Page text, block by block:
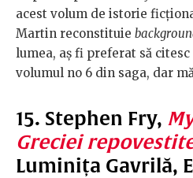
acest volum de istorie
Martin reconstituie
lumea, aș fi preferat să citesc
volumul no 6 din saga, dar
15. Stephen Fry,
Greciei
Luminița Gavrilă,